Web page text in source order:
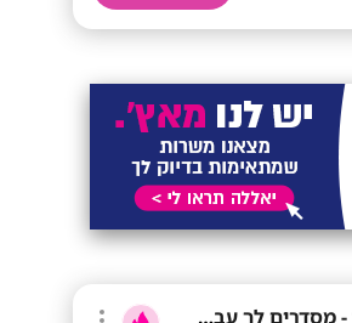
תכלס - מסדרים לך עבודה